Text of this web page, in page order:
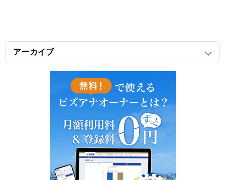
アーカイブ